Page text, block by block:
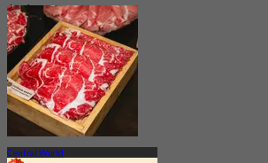
起฿ 400
Central World